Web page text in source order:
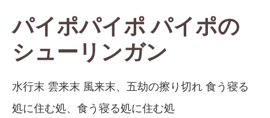
パイポパイポ パイポの
シューリンガン
水行末 雲来末 風来末、五劫の擦り切れ 食う寝る
処に住む処、食う寝る処に住む処